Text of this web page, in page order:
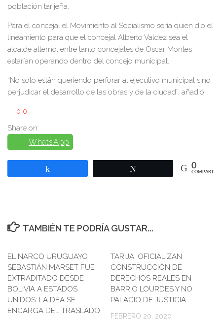
población tarijeña.
Para el concejal el Movimiento al Socialismo sería quien dio el
lineamiento para que el concejal Alberto Valdez sea el
alcalde alterno, entre tanto concejales de Oscar Montes
estarían operando dentro del concejo municipal.
“No solo están queriendo perforar al ejecutivo municipal sino
perjudicar el desarrollo de las obras y de la ciudad”, añadió.
0 0
Share on:
WhatsApp
0
COMPARTIR
TAMBIÉN TE PODRÍA GUSTAR...
EL NARCO URUGUAYO
SEBASTIÁN MARSET FUE
EXTRADITADO DESDE
BOLIVIA A ESTADOS
UNIDOS: LA DEA SE
ENCARGA DEL TRASLADO
TARIJA: OFICIALIZAN
CONSTRUCCIÓN DE
DERECHOS REALES EN
BARRIO LOURDES Y NO
PALACIO DE JUSTICIA
FEBRERO 20, 2020